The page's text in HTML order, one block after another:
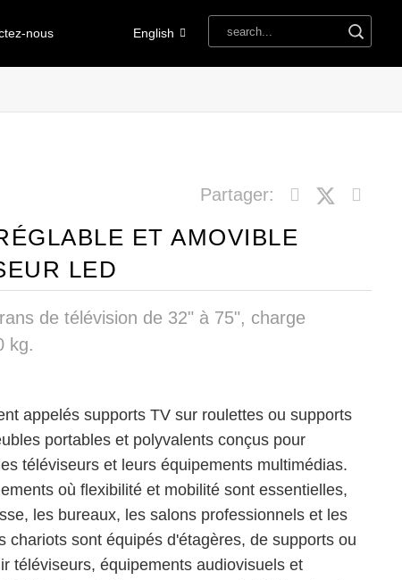
nous English
Partager:
ET AMOVIBLE
LED
de télévision de 32" à 75", charge
kg.
appelés supports TV sur roulettes ou supports
portables et polyvalents conçus pour
téléviseurs et leurs équipements multimédias.
où flexibilité et mobilité sont essentielles,
les bureaux, les salons professionnels et les
chariots sont équipés d'étagères, de supports ou
téléviseurs, équipements audiovisuels et